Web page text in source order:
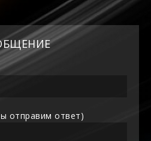
отправим ответ)